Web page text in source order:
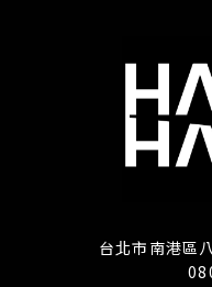
台北市南港區